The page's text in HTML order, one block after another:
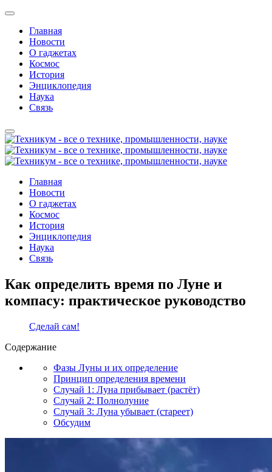
Главная
Новости
О гаджетах
Космос
История
Энциклопедия
Наука
Связь
Главная
Новости
О гаджетах
Космос
История
Энциклопедия
Наука
Связь
Как определить время по Луне и
компасу: практическое руководство
Сделай сам!
Содержание
Фазы Луны и их определение
Принцип определения времени
Случай 1: Луна прибывает (растёт)
Случай 2: Полнолуние
Случай 3: Луна убывает (стареет)
Обсудим